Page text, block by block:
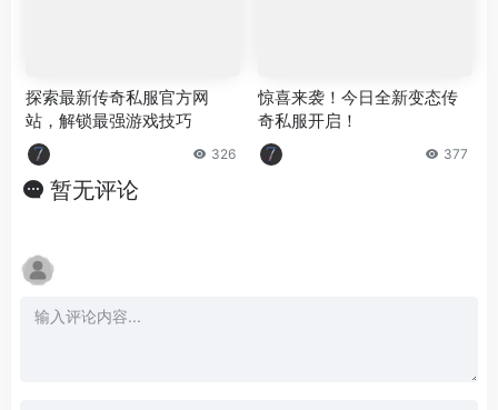
探索最新传奇私服官方网
站，解锁最强游戏技巧
326
惊喜来袭！今日全新变态传
奇私服开启！
377
暂无评论